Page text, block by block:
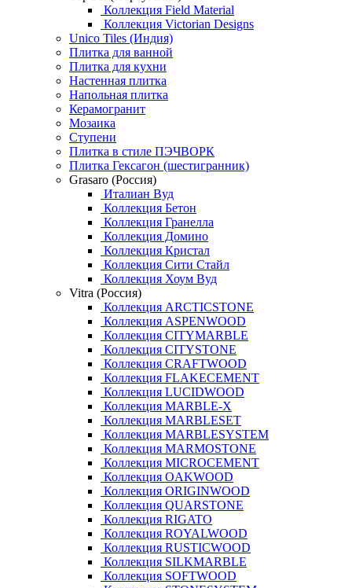
Коллекция Field Material
Коллекция Victorian Designs
Unico Tiles (Индия)
Плитка для ванной
Плитка для кухни
Настенная плитка
Напольная плитка
Керамогранит
Мозаика
Ступени
Плитка в стиле ПЭЧВОРК
Плитка Гексагон (шестигранник)
Grasaro (Россия)
Италиан Вуд
Коллекция Бетон
Коллекция Гранелла
Коллекция Домино
Коллекция Кристал
Коллекция Сити Стайл
Коллекция Хоум Вуд
Vitra (Россия)
Коллекция ARCTICSTONE
Коллекция ASPENWOOD
Коллекция CITYMARBLE
Коллекция CITYSTONE
Коллекция CRAFTWOOD
Коллекция FLAKECEMENT
Коллекция LUCIDWOOD
Коллекция MARBLE-X
Коллекция MARBLESET
Коллекция MARBLESYSTEM
Коллекция MARMOSTONE
Коллекция MICROCEMENT
Коллекция OAKWOOD
Коллекция ORIGINWOOD
Коллекция QUARSTONE
Коллекция RIGATO
Коллекция ROYALWOOD
Коллекция RUSTICWOOD
Коллекция SILKMARBLE
Коллекция SOFTWOOD